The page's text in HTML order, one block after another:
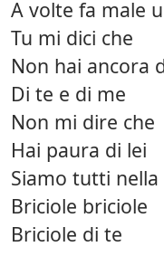
A volte fa male
Tu mi dici che
Non hai ancora
Di te e di me
Non mi dire che
Hai paura di lei
Siamo tutti
Briciole briciole
Briciole di te